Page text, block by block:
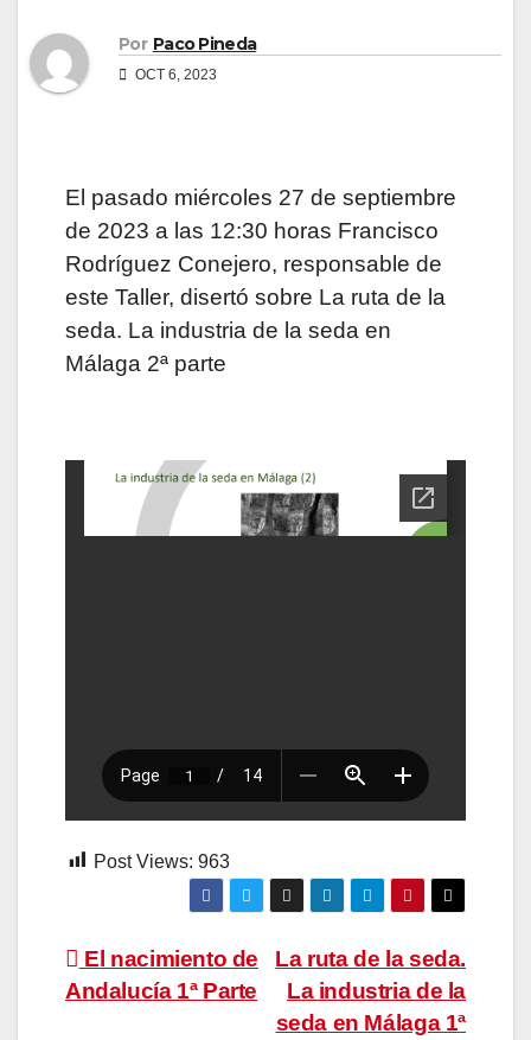
Por Paco Pineda
OCT 6, 2023
El pasado miércoles 27 de septiembre
de 2023 a las 12:30 horas Francisco
Rodríguez Conejero, responsable de
este Taller, disertó sobre La ruta de la
seda. La industria de la seda en
Málaga 2ª parte
Post Views: 963
Navegación
de
La ruta de la seda.
La industria de la
seda en Málaga 1ª
El nacimiento de
Andalucía 1ª Parte